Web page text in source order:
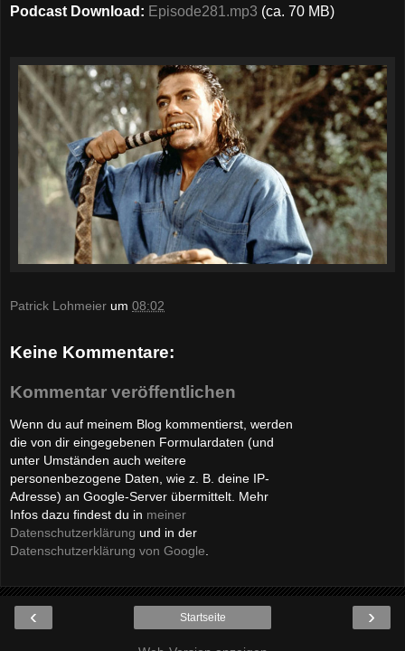
Podcast Download: Episode281.mp3 (ca. 70 MB)
Patrick Lohmeier um 08:02
Keine Kommentare:
Kommentar veröffentlichen
Wenn du auf meinem Blog kommentierst, werden
die von dir eingegebenen Formulardaten (und
unter Umständen auch weitere
personenbezogene Daten, wie z. B. deine IP-
Adresse) an Google-Server übermittelt. Mehr
Infos dazu findest du in meiner
Datenschutzerklärung und in der
Datenschutzerklärung von Google
‹ ›
Startseite